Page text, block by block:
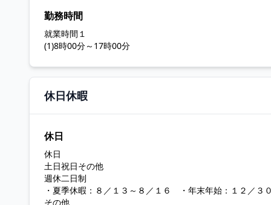
勤務時間
就業時間１
(1)8時00分～17時00分
休日休暇
休日
休日
土日祝日その他
週休二日制
・夏季休暇：８／１３～８／１６ ・年末年始：１２／３
その他